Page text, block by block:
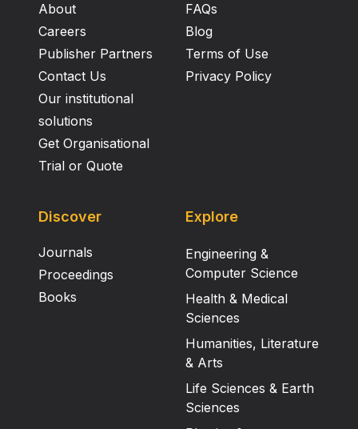
About
Careers
Publisher Partners
Contact Us
Our institutional
solutions
Get Organisational
Trial or Quote
FAQs
Blog
Terms of Use
Privacy Policy
Discover
Journals
Proceedings
Books
Explore
Engineering &
Computer Science
Health & Medical
Sciences
Humanities, Literature
& Arts
Life Sciences & Earth
Sciences